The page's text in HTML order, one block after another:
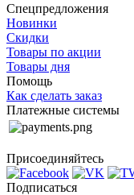
Спецпредложения
Новинки
Скидки
Товары по акции
Товары дня
Помощь
Как сделать заказ
Платежные системы
Присоединяйтесь
Подписаться